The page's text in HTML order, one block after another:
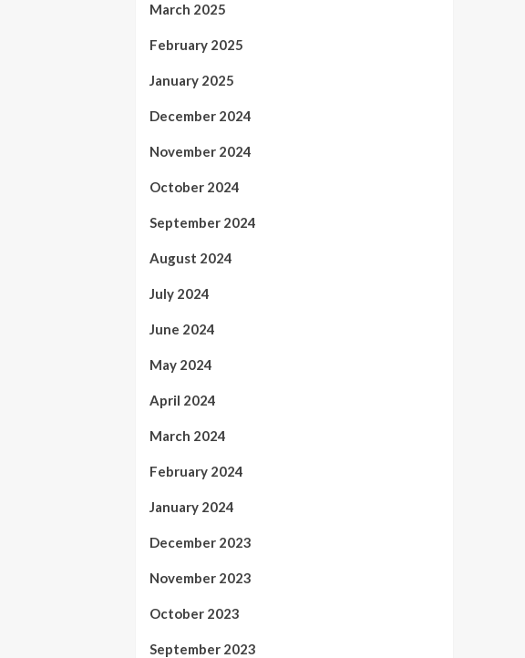
March 2025
February 2025
January 2025
December 2024
November 2024
October 2024
September 2024
August 2024
July 2024
June 2024
May 2024
April 2024
March 2024
February 2024
January 2024
December 2023
November 2023
October 2023
September 2023